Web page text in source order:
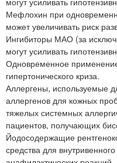
Мефлохин при
может увеличивать риск
Ингибиторы МАО (за
могут усиливать
Одновременное
гипертонического криза.
Аллергены, используемые
аллергенов для кожных
тяжелых системных
пациентов, получающих
Йодосодержащие
средства для